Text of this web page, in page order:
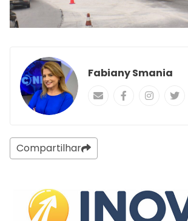
Fabiany Smania
Compartilhar